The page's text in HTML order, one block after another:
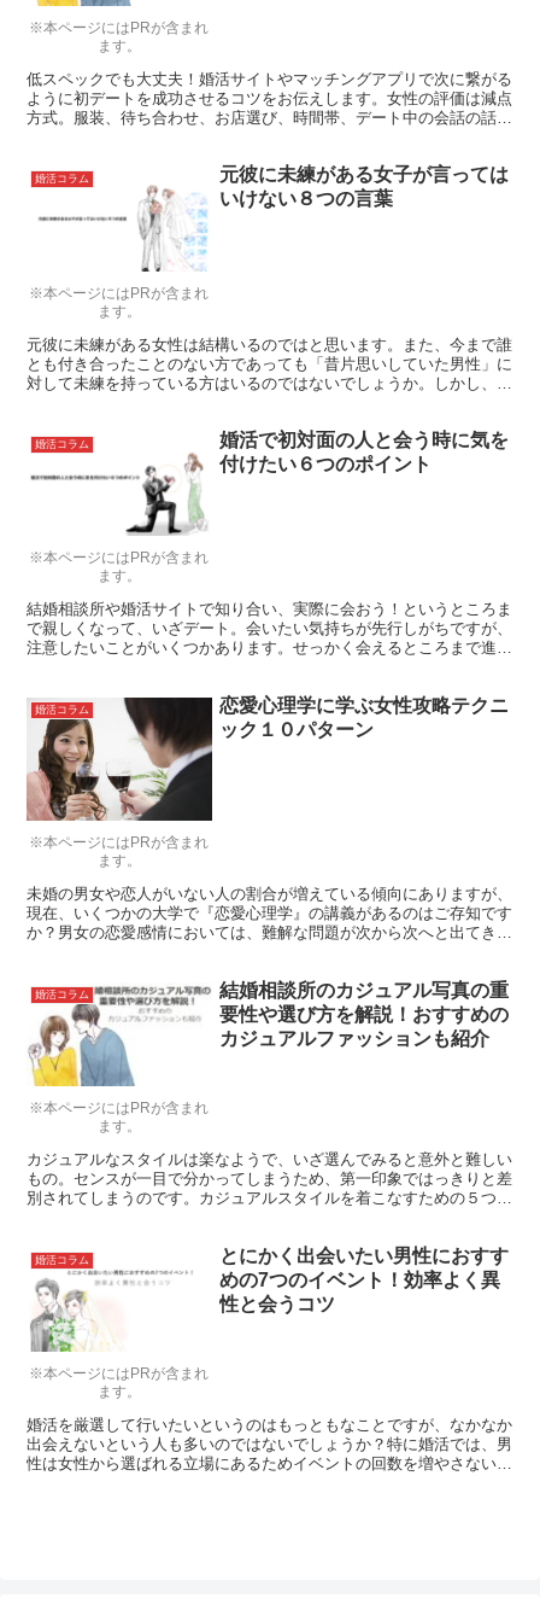
※本ページにはPRが含まれ
ます。
低スペックでも大丈夫！婚活サイトやマッチングアプリで次に繋がる
ように初デートを成功させるコツをお伝えします。女性の評価は減点
方式。服装、待ち合わせ、お店選び、時間帯、デート中の会話の話題
※本ページにはPRが含まれ
ます。
婚活コラム
元彼に未練がある女子が言っては
いけない８つの言葉
元彼に未練がある女性は結構いるのではと思います。また、今まで誰
とも付き合ったことのない方であっても「昔片思いしていた男性」に
対して未練を持っている方はいるのではないでしょうか。しかし、こ
※本ページにはPRが含まれ
ます。
婚活コラム
婚活で初対面の人と会う時に気を
付けたい６つのポイント
結婚相談所や婚活サイトで知り合い、実際に会おう！というところま
で親しくなって、いざデート。会いたい気持ちが先行しがちですが、
注意したいことがいくつかあります。せっかく会えるところまで進め
※本ページにはPRが含まれ
ます。
婚活コラム
恋愛心理学に学ぶ女性攻略テクニ
ック１０パターン
未婚の男女や恋人がいない人の割合が増えている傾向にありますが、
現在、いくつかの大学で『恋愛心理学』の講義があるのはご存知です
か？男女の恋愛感情においては、難解な問題が次から次へと出てきま
※本ページにはPRが含まれ
ます。
婚活コラム
結婚相談所のカジュアル写真の重
要性や選び方を解説！おすすめの
カジュアルファッションも紹介
カジュアルなスタイルは楽なようで、いざ選んでみると意外と難しい
もの。センスが一目で分かってしまうため、第一印象ではっきりと差
別されてしまうのです。カジュアルスタイルを着こなすための５つの
※本ページにはPRが含まれ
ます。
婚活コラム
とにかく出会いたい男性におすす
めの7つのイベント！効率よく異
性と会うコツ
婚活を厳選して行いたいというのはもっともなことですが、なかなか
出会えないという人も多いのではないでしょうか？特に婚活では、男
性は女性から選ばれる立場にあるためイベントの回数を増やさないと